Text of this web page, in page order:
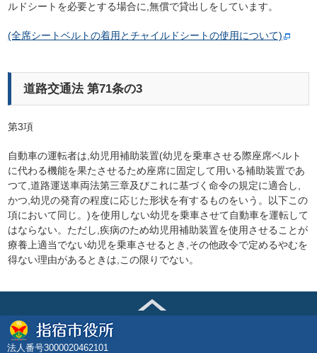
ルドシートを必要とする場合に,無償で貸出しをしています。
(全席シートベルトの着用とチャイルドシートの使用について)
道路交通法 第71条の3
第3項
自動車の運転者は,幼児用補助装置(幼児を乗車させる際座席ベルト
に代わる機能を果たさせるため座席に固定して用いる補助装置であ
つて,道路運送車両法第三章及びこれに基づく命令の規定に適合し,
かつ,幼児の発育の程度に応じた形状を有するものをいう。以下この
項において同じ。)を使用しない幼児を乗車させて自動車を運転して
はならない。ただし,疾病のため幼児用補助装置を使用させることが
療養上適当でない幼児を乗車させるとき,その他政令で定めるやむを
得ない理由があるときは,この限りでない。
法人番号3000020462101